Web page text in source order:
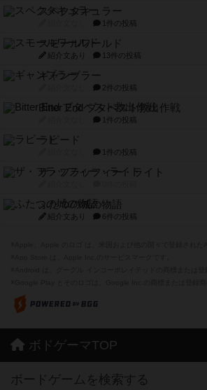
スペクタキュラー
1件の投稿
スモールワールド
紹介文あり 13件の投稿
ギャンブラー
2件の投稿
Bitter End ブタペスト救出作戦
1件の投稿
ラピード
1件の投稿
ザ・フラッフィー・ライト
ふたつの城の物語
紹介文あり 6件の投稿
ボドゲーマTOP
ボードゲームを検索する